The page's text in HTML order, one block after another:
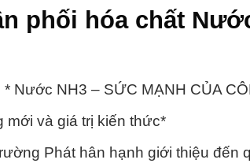
phối hóa chất
Nước NH3 – SỨC MẠNH CỦA
mới và giá trị kiến thức*
Phát hân hạnh giới thiệu đến